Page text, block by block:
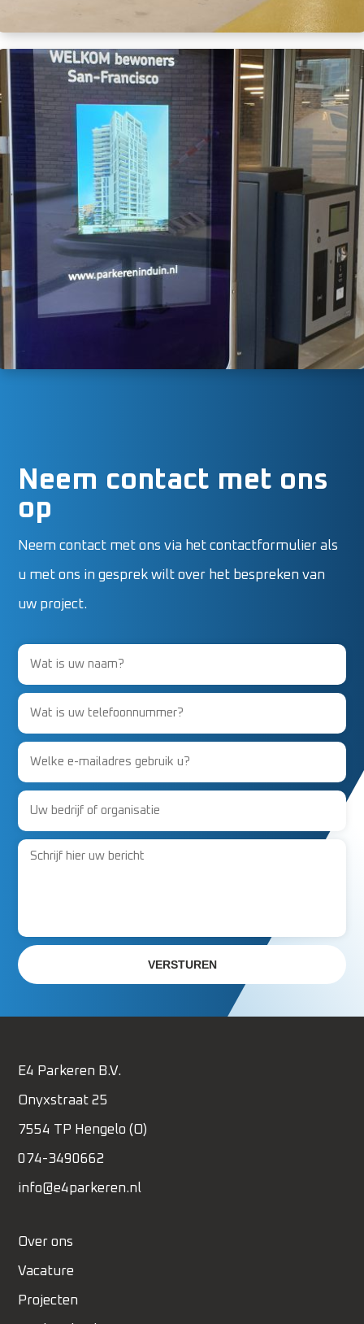
Neem contact met ons
op
Neem contact met ons via het contactformulier als
u met ons in gesprek wilt over het bespreken van
uw project.
E4 Parkeren B.V.
Onyxstraat 25
7554 TP Hengelo (O)
074-3490662
info@e4parkeren.nl
Over ons
Vacature
Projecten